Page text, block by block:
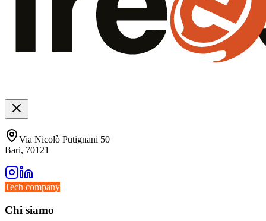
Via Nicolò Putignani 50
Bari, 70121
Tech company
Chi siamo